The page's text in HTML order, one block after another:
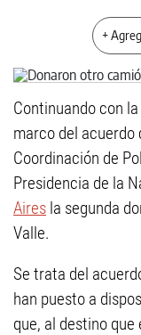
+
Continuando con
marco del acuerdo
Coordinación de
Presidencia de la
Aires la segunda
Valle.
Se trata del
han puesto a
que, al destino